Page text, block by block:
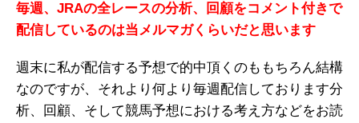
毎週、JRAの全レースの分析、回顧をコメント付きで
配信しているのは当メルマガくらいだと思います
週末に私が配信する予想で的中頂くのももちろん結構
なのですが、それより何より毎週配信しております分
析、回顧、そして競馬予想における考え方などをお読